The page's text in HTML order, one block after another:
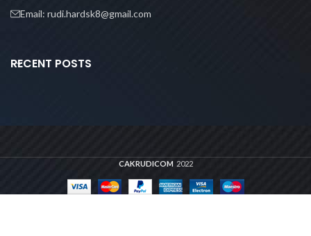
Email: rudi.hardsk8@gmail.com
RECENT POSTS
CAKRUDICOM 2022